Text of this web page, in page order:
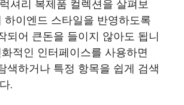
셔리 복제품 컬렉션을 살펴보
하이엔드 스타일을 반영하도록
되어 큰돈을 들이지 않아도 됩니
적인 인터페이스를 사용하면
색하거나 특정 항목을 쉽게 검색
.